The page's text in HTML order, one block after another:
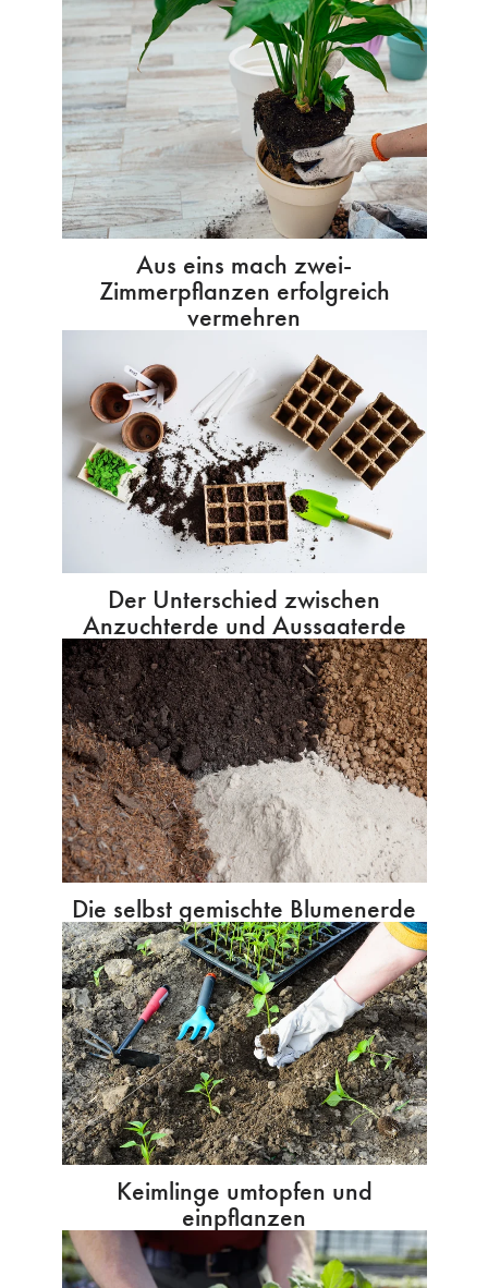
Aus eins mach zwei-
Zimmerpflanzen erfolgreich
vermehren
Der Unterschied zwischen
Anzuchterde und Aussaaterde
Die selbst gemischte Blumenerde
Keimlinge umtopfen und
einpflanzen